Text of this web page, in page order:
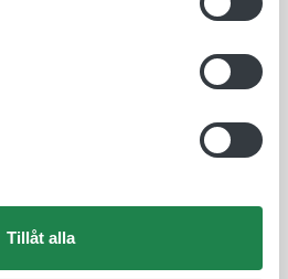
Tillåt alla